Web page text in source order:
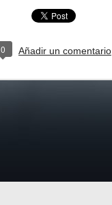
0 Añadir un comentario